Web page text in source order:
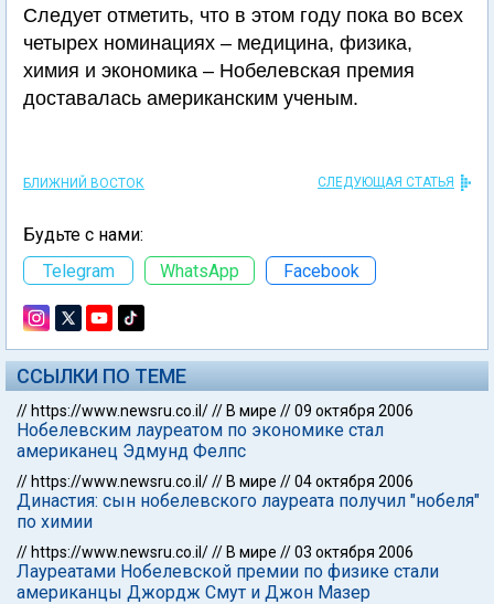
Следует отметить, что в этом году пока во всех
четырех номинациях – медицина, физика,
химия и экономика – Нобелевская премия
доставалась американским ученым.
БЛИЖНИЙ ВОСТОК СЛЕДУЮЩАЯ СТАТЬЯ
Будьте с нами:
Telegram
WhatsApp Facebook
ССЫЛКИ ПО ТЕМЕ
// https://www.newsru.co.il/// В мире //09 октября 2006
Нобелевским лауреатом по экономике стал
американец Эдмунд Фелпс
// https://www.newsru.co.il/// В мире //04 октября 2006
Династия: сын нобелевского лауреата получил "нобеля"
по химии
// https://www.newsru.co.il/// В мире //03 октября 2006
Лауреатами Нобелевской премии по физике стали
американцы Джордж Смут и Джон Мазер